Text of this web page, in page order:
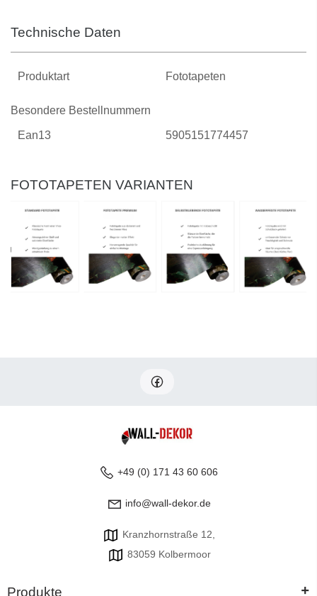
Technische Daten
Produktart Fototapeten
Besondere Bestellnummern
Ean13 5905151774457
FOTOTAPETEN VARIANTEN
+49 (0) 171 43 60 606
info@wall-dekor.de
Kranzhornstraße 12,
83059 Kolbermoor
Produkte +